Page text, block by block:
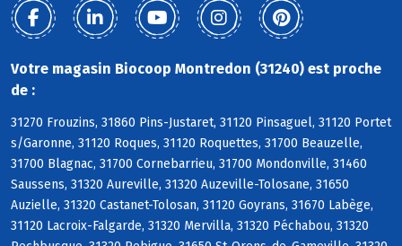
Votre magasin Biocoop Montredon (31240) est proche
de :
31270 Frouzins, 31860 Pins-Justaret, 31120 Pinsaguel, 31120 Portet
s/Garonne, 31120 Roques, 31120 Roquettes, 31700 Beauzelle,
31700 Blagnac, 31700 Cornebarrieu, 31700 Mondonville, 31460
Saussens, 31320 Aureville, 31320 Auzeville-Tolosane, 31650
Auzielle, 31320 Castanet-Tolosan, 31120 Goyrans, 31670 Labège,
31120 Lacroix-Falgarde, 31320 Mervilla, 31320 Péchabou, 31320